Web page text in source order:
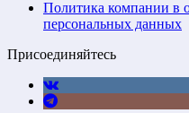
Политика компании в
персональных данных
Присоединяйтесь